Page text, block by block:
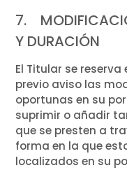
7.
Y DURACIÓN
El Titular se
previo aviso las
oportunas en su
suprimir o añadir
que se presten a
forma en la que
localizados en su